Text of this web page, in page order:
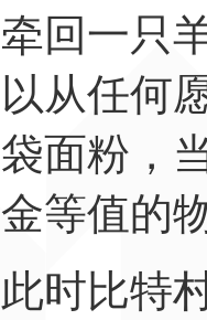
牵回一只
以从任何
袋面粉，
金等值的
此时比特